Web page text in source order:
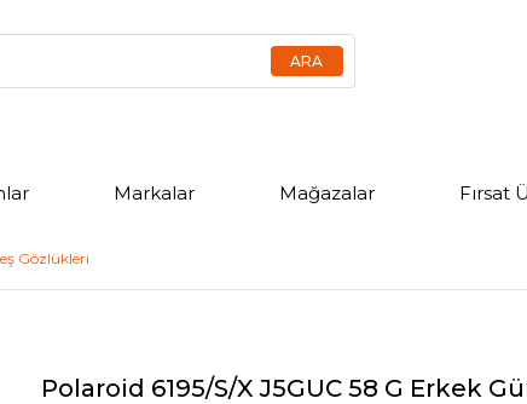
Markalar Mağazalar Fırsat
Gözlükleri
Polaroid 6195/S/X J5GUC 58 G Erkek